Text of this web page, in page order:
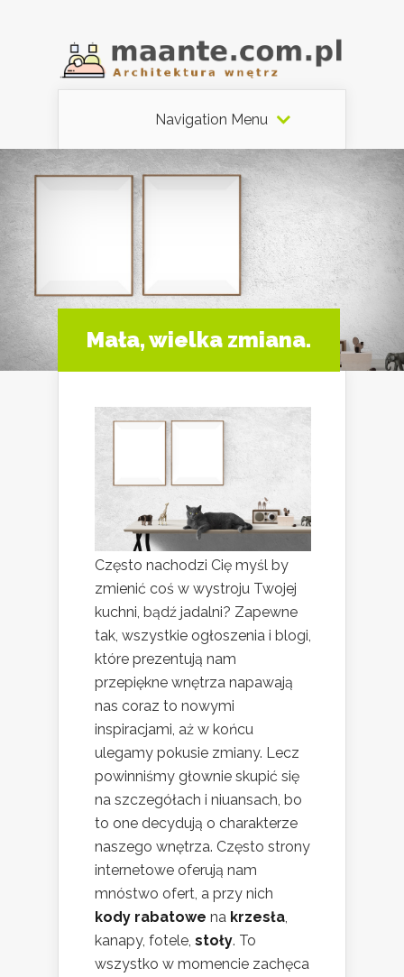
Navigation Menu
Mała, wielka zmiana.
Często nachodzi Cię myśl by
zmienić coś w wystroju Twojej
kuchni, bądź jadalni? Zapewne
tak, wszystkie ogłoszenia i blogi,
które prezentują nam
przepiękne wnętrza napawają
nas coraz to nowymi
inspiracjami, aż w końcu
ulegamy pokusie zmiany. Lecz
powinniśmy głownie skupić się
na szczegółach i niuansach, bo
to one decydują o charakterze
naszego wnętrza. Często strony
internetowe oferują nam
mnóstwo ofert, a przy nich
kody rabatowe na krzesła,
kanapy, fotele, stoły. To
wszystko w momencie zachęca